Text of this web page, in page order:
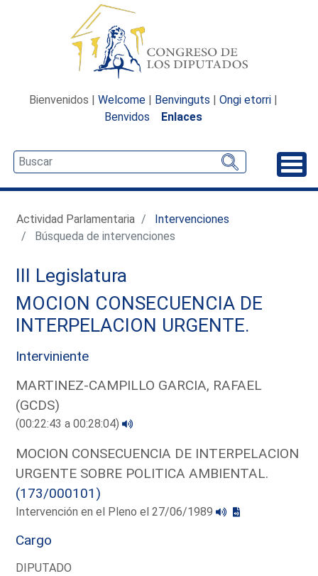
Bienvenidos | Welcome | Benvinguts | Ongi etorri |
Benvidos
Enlaces
Actividad Parlamentaria
Intervenciones
Búsqueda de intervenciones
III Legislatura
MOCION CONSECUENCIA DE
INTERPELACION URGENTE.
Interviniente
MARTINEZ-CAMPILLO GARCIA, RAFAEL
(GCDS)
(00:22:43 a 00:28:04)
MOCION CONSECUENCIA DE INTERPELACION
URGENTE SOBRE POLITICA AMBIENTAL.
(173/000101)
Intervención en el Pleno el 27/06/1989
Cargo
DIPUTADO